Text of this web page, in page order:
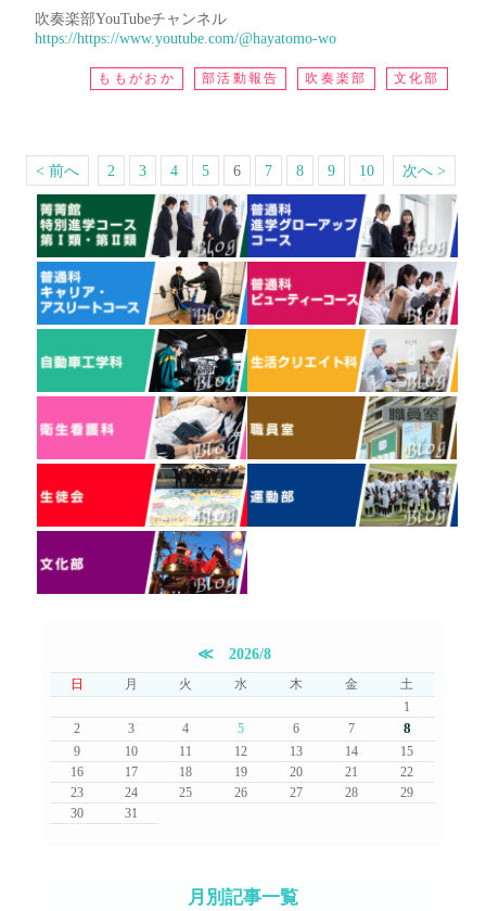
吹奏楽部YouTubeチャンネル
https://https://www.youtube.com/@hayatomo-wo
ももがおか 部活動報告 吹奏楽部 文化部
< 前へ 2 3 4 5 6 7 8 9 10 次へ >
≪ 2026/8
日 月 火 水 木 金
土
1
2
3 4 5 6 7 8
9 10 11 12 13 14
15
16
17 18 19 20 21
22
23
24 25 26 27 28
29
30
31
月別記事一覧